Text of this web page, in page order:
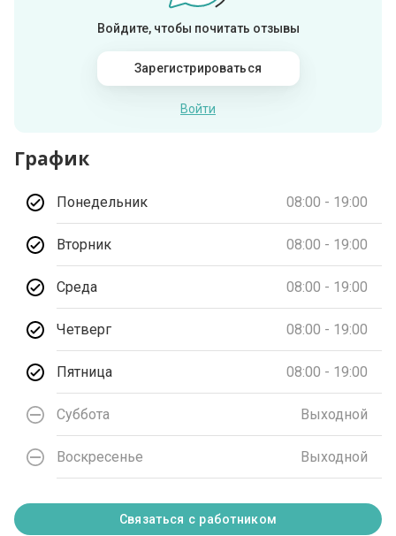
Войдите, чтобы почитать отзывы
Зарегистрироваться
Войти
График
Понедельник 08:00 - 19:00
Вторник 08:00 - 19:00
Среда 08:00 - 19:00
Четверг 08:00 - 19:00
Пятница 08:00 - 19:00
Суббота Выходной
Воскресенье Выходной
Связаться с работником